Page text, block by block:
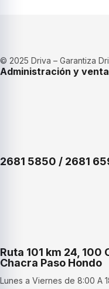
© 2025 Driva – Garantiza
Administración y
2681 5850 / 2681
Ruta 101 km 24, 100
Chacra Paso Hondo
Lunes a Viernes de 8:00 A